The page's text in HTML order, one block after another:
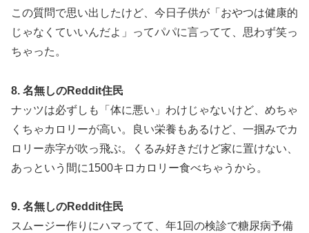
この質問で思い出したけど、今日子供が「おやつは健康的
じゃなくていいんだよ」ってパパに言ってて、思わず笑っ
ちゃった。
8. 名無しのReddit住民
ナッツは必ずしも「体に悪い」わけじゃないけど、めちゃ
くちゃカロリーが高い。良い栄養もあるけど、一掴みでカ
ロリー赤字が吹っ飛ぶ。くるみ好きだけど家に置けない、
あっという間に1500キロカロリー食べちゃうから。
9. 名無しのReddit住民
スムージー作りにハマってて、年1回の検診で糖尿病予備